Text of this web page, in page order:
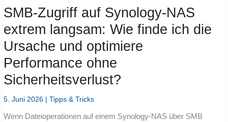
SMB-Zugriff auf Synology-NAS
extrem langsam: Wie finde ich die
Ursache und optimiere
Performance ohne
Sicherheitsverlust?
5. Juni 2026 |Tipps & Tricks
Wenn Dateioperationen auf einem Synology-NAS über SMB